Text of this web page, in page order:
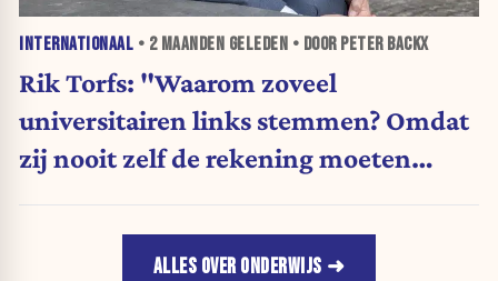
INTERNATIONAAL • 2 MAANDEN GELEDEN • DOOR PETER BACKX
Rik Torfs: "Waarom zoveel
universitairen links stemmen? Omdat
zij nooit zelf de rekening moeten
ALLES OVER ONDERWIJS